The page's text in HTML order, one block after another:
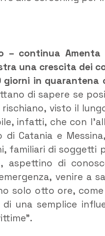
– continua
una crescita dei
in
di sapere se
visto il
infatti, che con
Catania e
familiari di soggetti
aspettino di
venire a
solo otto ore,
una semplice